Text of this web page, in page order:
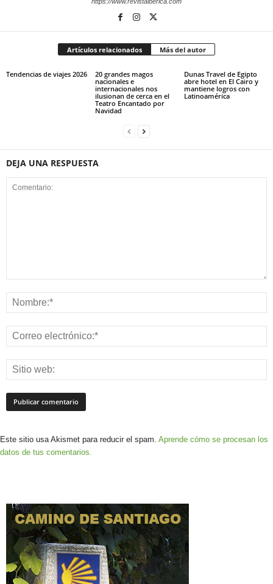
Artículos relacionados Más del autor
Tendencias de viajes 2026
20 grandes magos
nacionales e
internacionales nos
ilusionan de cerca en el
Teatro Encantado por
Navidad
Dunas Travel de Egipto
abre hotel en El Cairo y
mantiene logros con
Latinoamérica
DEJA UNA RESPUESTA
Este sitio usa Akismet para reducir el spam. Aprende cómo se procesan los
datos de tus comentarios.